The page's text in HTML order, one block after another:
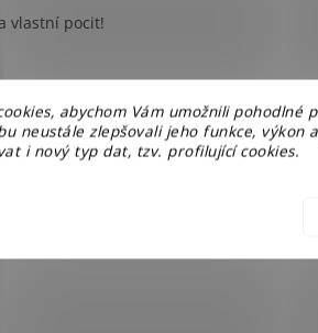
abychom Vám umožnili pohodlné
neustále zlepšovali jeho funkce, výkon
i nový typ dat, tzv. profilující cookies.
vlastní pocit!